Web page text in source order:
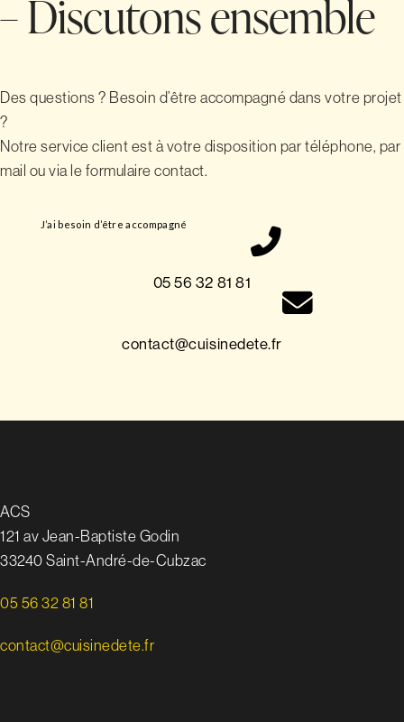
– Discutons ensemble
Des questions ? Besoin d’être accompagné dans votre projet
?
Notre service client est à votre disposition par téléphone, par
mail ou via le formulaire contact.
J’ai besoin d’être accompagné
05 56 32 81 81
contact@cuisinedete.fr
ACS
121 av Jean-Baptiste Godin
33240 Saint-André-de-Cubzac
05 56 32 81 81
contact@cuisinedete.fr